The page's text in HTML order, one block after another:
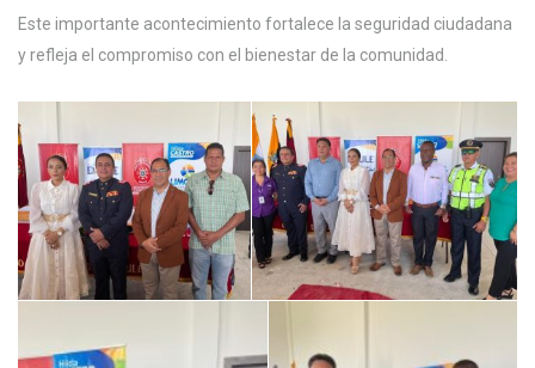
Este importante acontecimiento fortalece la seguridad ciudadana
y refleja el compromiso con el bienestar de la comunidad.